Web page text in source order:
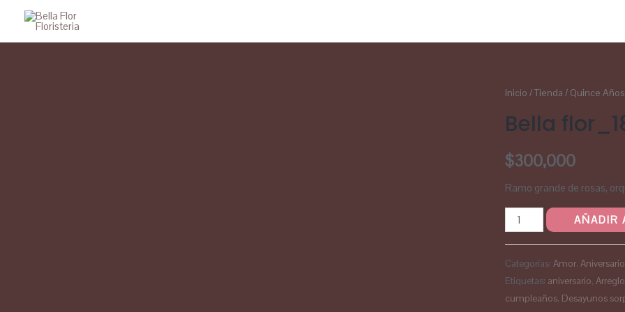
Inicio /Tienda / Quince Años
Bella
$300,000
Ramo grande de rosas,
AÑADIR
Categorías:Amor,Aniversario
Etiquetas: aniversario,
cumpleaños, Desayunos